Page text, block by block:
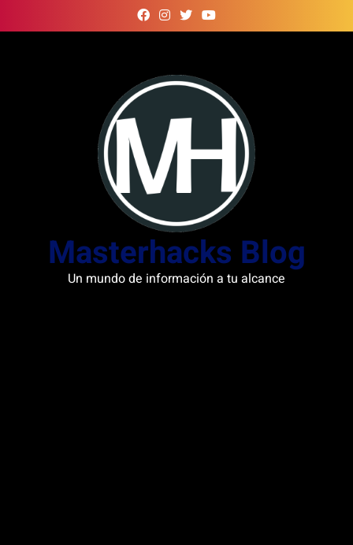
to
Masterhacks Blog
Un mundo de información a tu alcance